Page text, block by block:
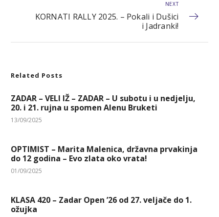
NEXT
KORNATI RALLY 2025. – Pokali i Dušici
i Jadranki!
Related Posts
ZADAR – VELI IŽ – ZADAR – U subotu i u nedjelju,
20. i 21. rujna u spomen Alenu Bruketi
13/09/2025
OPTIMIST – Marita Malenica, državna prvakinja
do 12 godina – Evo zlata oko vrata!
01/09/2025
KLASA 420 – Zadar Open ’26 od 27. veljače do 1.
ožujka